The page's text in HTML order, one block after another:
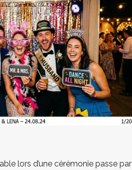
lors d’une cérémonie passe par